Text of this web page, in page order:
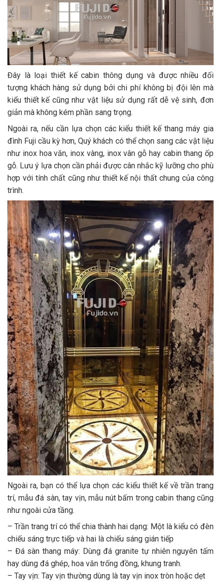
Đây là loại thiết kế cabin thông dụng và được nhiều đối
tượng khách hàng sử dụng bởi chi phí không bị đội lên mà
kiểu thiết kế cũng như vật liệu sử dụng rất dễ vệ sinh, đơn
giản mà không kém phần sang trọng.
Ngoài ra, nếu cần lựa chọn các kiểu thiết kế thang máy gia
đình Fuji cầu kỳ hơn, Quý khách có thể chọn sang các vật liệu
như inox hoa văn, inox vàng, inox vân gỗ hay cabin thang ốp
gỗ. Lưu ý lựa chọn cần phải được cân nhắc kỹ lưỡng cho phù
hợp với tính chất cũng như thiết kế nội thất chung của công
trình.
Ngoài ra, bạn có thể lựa chọn các kiểu thiết kế về trần trang
trí, mẫu đá sàn, tay vịn, mẫu nút bấm trong cabin thang cũng
như ngoài cửa tầng.
– Trần trang trí có thể chia thành hai dạng: Một là kiểu có đèn
chiếu sáng trực tiếp và hai là chiếu sáng gián tiếp
– Đá sàn thang máy: Dùng đá granite tự nhiên nguyên tấm
hay dùng đá ghép, hoa văn trống đồng, khung tranh.
– Tay vịn: Tay vịn thường dùng là tay vịn inox tròn hoặc dẹt